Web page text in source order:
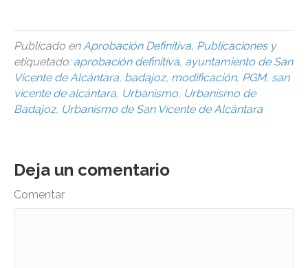
Publicado en Aprobación Definitiva, Publicacionesy
etiquetado: aprobación definitiva, ayuntamiento de San
Vicente de Alcántara, badajoz, modificación, PGM, san
vicente de alcántara, Urbanismo, Urbanismo de
Badajoz, Urbanismo de San Vicente de Alcántara
Deja un comentario
Comentar